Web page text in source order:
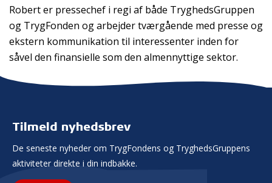
Robert er pressechef i regi af både TryghedsGruppen
og TrygFonden og arbejder tværgående med presse og
ekstern kommunikation til interessenter inden for
såvel den finansielle som den almennyttige sektor.
Tilmeld nyhedsbrev
De seneste nyheder om TrygFondens og TryghedsGruppens
aktiviteter direkte i din indbakke.